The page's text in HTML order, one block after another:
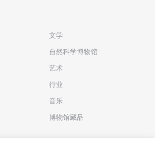
文学
自然科学博物馆
艺术
行业
音乐
博物馆藏品